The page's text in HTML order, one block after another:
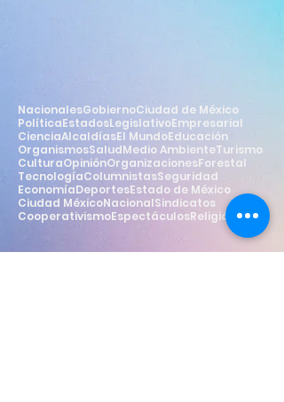
NacionalesGobiernoCiudad de México
PolíticaEstadosLegislativoEmpresarial
CienciaAlcaldíasEl MundoEducación
OrganismosSaludMedio AmbienteTurismo
CulturaOpiniónOrganizacionesForestal
TecnologíaColumnistasSeguridad
EconomíaDeportesEstado de México
Ciudad MéxicoNacionalSindicatos
CooperativismoEspectáculosReligión Estilo